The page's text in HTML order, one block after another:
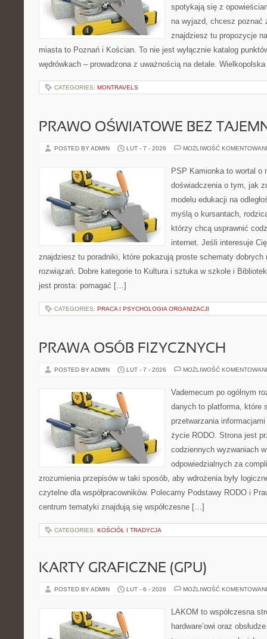
spotykają się z
na wyjazd, chcesz poznać
znajdziesz tu propozycje
miasta to Poznań i Kościan. To nie jest wyłącznie katalog
wędrówkach – prowadzona z uważnością na detale.
CATEGORIES: MONTRAVELS
PRAWO OŚWIATOWE BEZ
POSTED BY ADMIN LUT - 7 - 2026 MOŻLIWOŚĆ
PSP Kamionka to wortal o
doświadczenia o tym, jak
modelu edukacji na
myślą o kursantach,
którzy chcą usprawnić
internet. Jeśli interesuje
znajdziesz tu poradniki, które pokazują proste schematy dobrych
rozwiązań. Dobre kategorie to Kultura i sztuka w szkole i
jest prosta: pomagać […]
CATEGORIES: PRACA I PSYCHOLOGIA ORGANIZACJI
PRAWA OSÓB FIZYCZNYCH
POSTED BY ADMIN LUT - 7 - 2026 MOŻLIWOŚĆ
Vademecum po ogólnym
danych to platforma, które
przetwarzania
życie RODO. Strona jest
codziennych wyzwaniach
odpowiedzialnych za
zrozumienia przepisów w taki sposób, aby wdrożenia były
czytelne dla współpracowników. Polecamy Podstawy RODO i
centrum tematyki znajdują się współczesne […]
CATEGORIES: KOŚCIÓŁ I TRADYCJA
KARTY GRAFICZNE (GPU)
POSTED BY ADMIN LUT - 6 - 2026 MOŻLIWOŚĆ
LAKOM to współczesna
hardware’owi oraz